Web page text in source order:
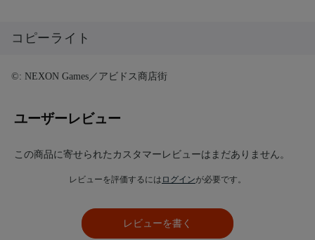
コピーライト
©: NEXON Games／アビドス商店街
ユーザーレビュー
この商品に寄せられたカスタマーレビューはまだありません。
レビューを評価するには ログインが必要です。
レビューを書く